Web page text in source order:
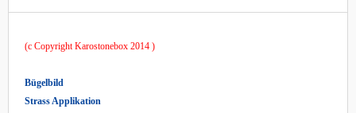
(c Copyright Karostonebox 2014 )
Bügelbild
Strass Applikation